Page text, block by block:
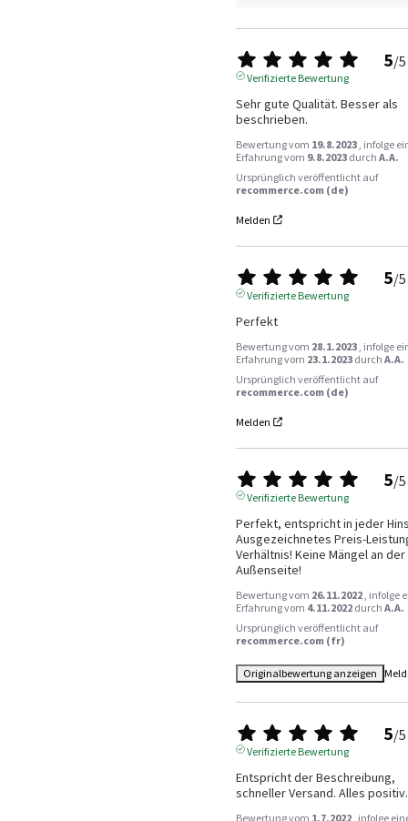
5/5
Verifizierte Bewertung
Sehr gute Qualität. Besser als
beschrieben.
Bewertung vom 19.8.2023 , infolge
Erfahrung vom 9.8.2023 durch A.A.
Ursprünglich veröffentlicht auf
recommerce.com (de)
Melden
5/5
Verifizierte Bewertung
Perfekt
Bewertung vom 28.1.2023 , infolge
Erfahrung vom 23.1.2023 durch A.A.
Ursprünglich veröffentlicht auf
recommerce.com (de)
Melden
5/5
Verifizierte Bewertung
Perfekt, entspricht in jeder
Ausgezeichnetes Preis-
Verhältnis! Keine Mängel an der
Außenseite!
Bewertung vom 26.11.2022 , infolge
Erfahrung vom 4.11.2022 durch A.A.
Ursprünglich veröffentlicht auf
recommerce.com (fr)
Originalbewertung anzeigen
5/5
Verifizierte Bewertung
Entspricht der Beschreibung,
schneller Versand. Alles positiv.
Bewertung vom 1.7.2022 , infolge